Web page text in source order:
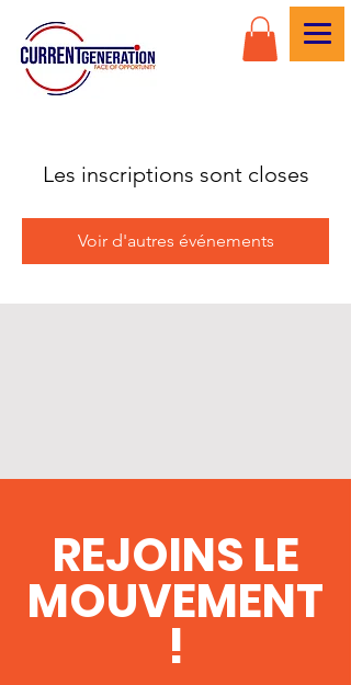
Les inscriptions sont closes
Voir d'autres événements
REJOINS LE
MOUVEMENT
!